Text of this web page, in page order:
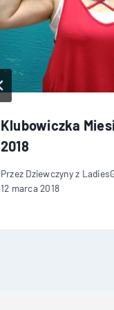
Klubowiczka
2018
Przez Dziewczyny z
12 marca 2018